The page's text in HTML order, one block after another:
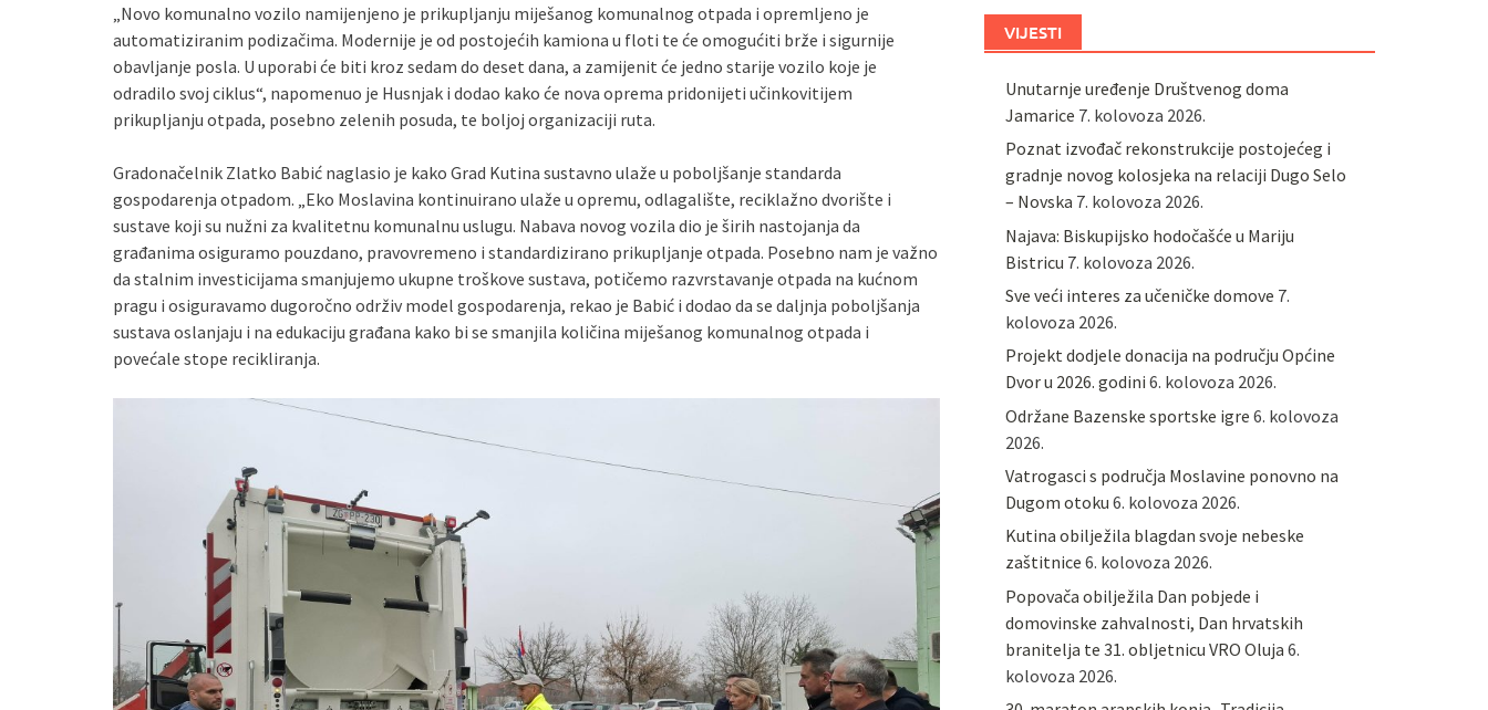
„Novo komunalno vozilo namijenjeno je prikupljanju miješanog komunalnog otpada i opremljeno je
automatiziranim podizačima. Modernije je od postojećih kamiona u floti te će omogućiti brže i sigurnije
obavljanje posla. U uporabi će biti kroz sedam do deset dana, a zamijenit će jedno starije vozilo koje je
odradilo svoj ciklus“, napomenuo je Husnjak i dodao kako će nova oprema pridonijeti učinkovitijem
prikupljanju otpada, posebno zelenih posuda, te boljoj organizaciji ruta.
Gradonačelnik Zlatko Babić naglasio je kako Grad Kutina sustavno ulaže u poboljšanje standarda
gospodarenja otpadom. „Eko Moslavina kontinuirano ulaže u opremu, odlagalište, reciklažno dvorište i
sustave koji su nužni za kvalitetnu komunalnu uslugu. Nabava novog vozila dio je širih nastojanja da
građanima osiguramo pouzdano, pravovremeno i standardizirano prikupljanje otpada. Posebno nam je važno
da stalnim investicijama smanjujemo ukupne troškove sustava, potičemo razvrstavanje otpada na kućnom
pragu i osiguravamo dugoročno održiv model gospodarenja, rekao je Babić i dodao da se daljnja poboljšanja
sustava oslanjaju i na edukaciju građana kako bi se smanjila količina miješanog komunalnog otpada i
povećale stope recikliranja.
VIJESTI
Unutarnje uređenje Društvenog doma
Jamarice 7. kolovoza 2026.
Poznat izvođač rekonstrukcije postojećeg i
gradnje novog kolosjeka na relaciji Dugo Selo
– Novska 7. kolovoza 2026.
Najava: Biskupijsko hodočašće u Mariju
Bistricu 7. kolovoza 2026.
Sve veći interes za učeničke domove 7.
kolovoza 2026.
Projekt dodjele donacija na području Općine
Dvor u 2026. godini 6. kolovoza 2026.
Održane Bazenske sportske igre 6. kolovoza
2026.
Vatrogasci s područja Moslavine ponovno na
Dugom otoku 6. kolovoza 2026.
Kutina obilježila blagdan svoje nebeske
zaštitnice 6. kolovoza 2026.
Popovača obilježila Dan pobjede i
domovinske zahvalnosti, Dan hrvatskih
branitelja te 31. obljetnicu VRO Oluja 6.
kolovoza 2026.